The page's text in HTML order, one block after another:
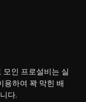
인 프로설비는 실
용하여 꽉 막힌 배
다.